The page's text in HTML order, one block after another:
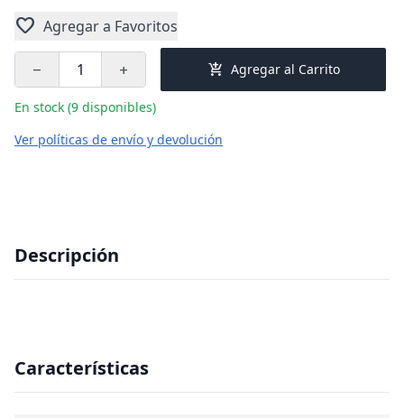
favorite Agregar a Favoritos
remove add add_shopping_cart Agregar al Carrito
En stock (9 disponibles)
Ver políticas de envío y devolución
Descripción
Características